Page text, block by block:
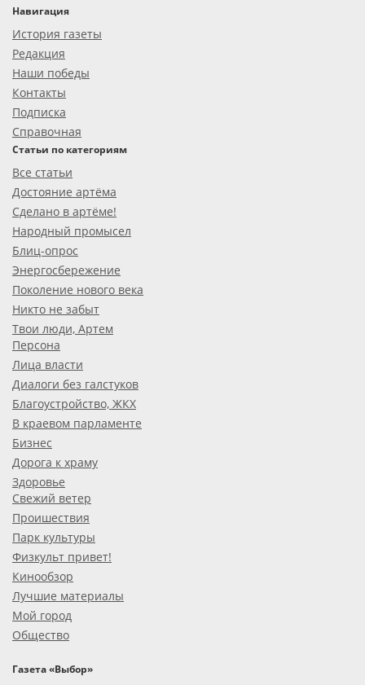
Навигация
История газеты
Редакция
Наши победы
Контакты
Подписка
Справочная
Статьи по категориям
Все статьи
Достояние артёма
Сделано в артёме!
Народный промысел
Блиц-опрос
Энергосбережение
Поколение нового века
Никто не забыт
Твои люди, Артем
Персона
Лица власти
Диалоги без галстуков
Благоустройство, ЖКХ
В краевом парламенте
Бизнес
Дорога к храму
Здоровье
Свежий ветер
Проишествия
Парк культуры
Физкульт привет!
Кинообзор
Лучшие материалы
Мой город
Общество
Газета «Выбор»